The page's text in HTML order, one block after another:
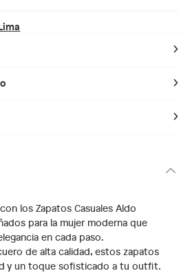
los Zapatos Casuales Aldo
para la mujer moderna que
en cada paso.
de alta calidad, estos zapatos
y un toque sofisticado a tu outfit.